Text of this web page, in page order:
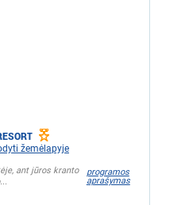
žemėlapyje
ant jūros kranto
programos
aprašymas